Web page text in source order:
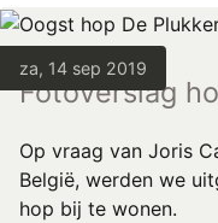
za, 14 sep 2019
Fotoverslag
Op vraag van Joris
België, werden we
hop bij te wonen.